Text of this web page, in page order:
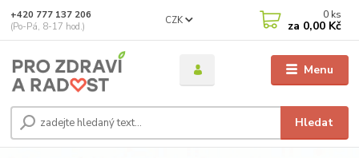
Menu
CZK
Hledat
+420 777 137 206
(Po-Pá, 8-17 hod.)
0 ks
za 0,00 Kč